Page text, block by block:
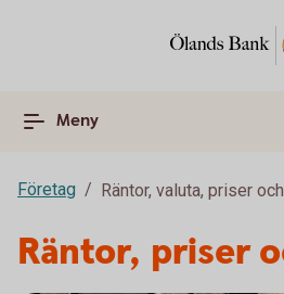
Meny
Företag Räntor, valuta, priser
Räntor, priser